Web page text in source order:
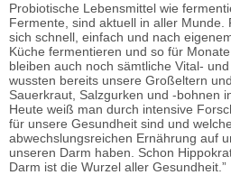
Probiotische Lebensmittel wie
Fermente, sind aktuell in aller Munde.
sich schnell, einfach und nach
Küche fermentieren und so für
bleiben auch noch sämtliche Vital-
wussten bereits unsere Großeltern
Sauerkraut, Salzgurken und -bohnen
Heute weiß man durch intensive
für unsere Gesundheit sind und
abwechslungsreichen Ernährung auf
unseren Darm haben. Schon
Darm ist die Wurzel aller Gesundheit.”